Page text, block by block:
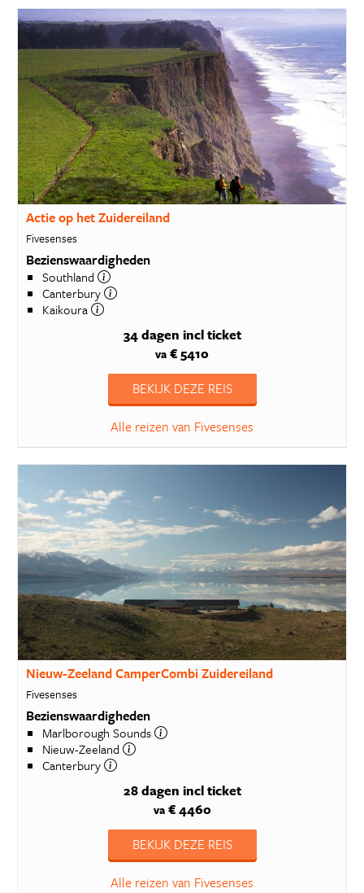
Actie op het Zuidereiland
Fivesenses
Bezienswaardigheden
Southland
Canterbury
Kaikoura
34 dagen incl ticket
va € 5410
BEKIJK DEZE REIS
Alle reizen van Fivesenses
Nieuw-Zeeland CamperCombi Zuidereiland
Fivesenses
Bezienswaardigheden
Marlborough Sounds
Nieuw-Zeeland
Canterbury
28 dagen incl ticket
va€ 4460
BEKIJK DEZE REIS
Alle reizen van Fivesenses